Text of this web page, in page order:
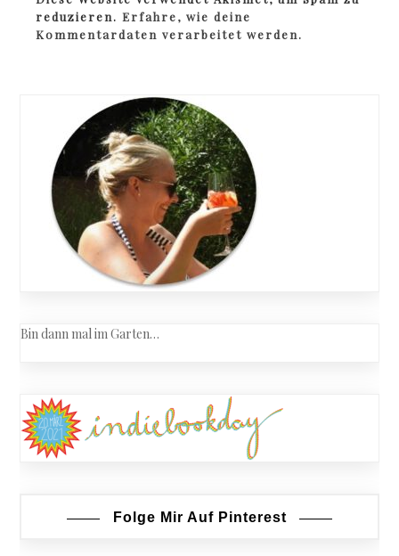
reduzieren.Erfahre, wie deine
Kommentardaten verarbeitet werden.
Bin dann mal im Garten…
Folge Mir Auf Pinterest